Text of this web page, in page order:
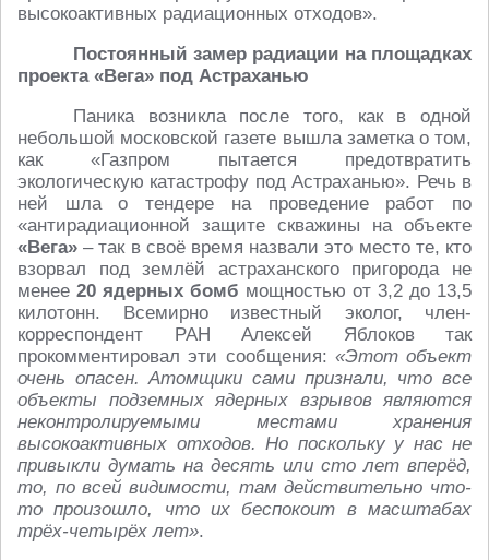
высокоактивных радиационных отходов».
Постоянный замер радиации на площадках
проекта «Вега» под Астраханью
Паника возникла после того, как в одной
небольшой московской газете вышла заметка о том,
как «Газпром пытается предотвратить
экологическую катастрофу под Астраханью». Речь в
ней шла о тендере на проведение работ по
«антирадиационной защите скважины на объекте
«Вега» – так в своё время назвали это место те, кто
взорвал под землёй астраханского пригорода не
менее 20 ядерных бомб мощностью от 3,2 до 13,5
килотонн. Всемирно известный эколог, член-
корреспондент РАН Алексей Яблоков так
прокомментировал эти сообщения: «Этот объект
очень опасен. Атомщики сами признали, что все
объекты подземных ядерных взрывов являются
неконтролируемыми местами хранения
высокоактивных отходов. Но поскольку у нас не
привыкли думать на десять или сто лет вперёд,
то, по всей видимости, там действительно что-
то произошло, что их беспокоит в масштабах
трёх-четырёх лет».